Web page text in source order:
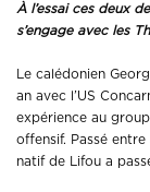
À l’essai ces deux
s’engage avec les
Le calédonien
an avec l’US
expérience au
offensif. Passé
natif de Lifou a